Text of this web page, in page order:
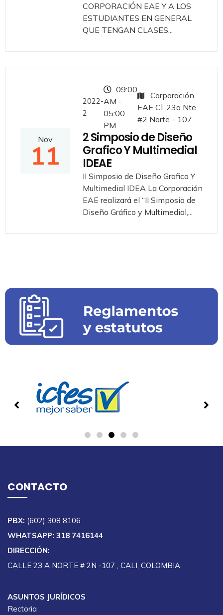
CORPORACIÓN EAE Y A LOS
ESTUDIANTES EN GENERAL
QUE TENGAN CLASES...
Nov
11
2022-
2
09:00
AM -
05:00
PM
Corporación
EAE Cl. 23a Nte.
#2 Norte - 107
2 Simposio de Diseño
Grafico Y Multimedial
IDEAE
II Simposio de Diseño Grafico Y
Multimedial IDEA La Corporación
EAE realizará el “II Simposio de
Diseño Gráfico y Multimedial,...
CONTACTO
PBX: (602) 308 8106
WHATSAPP: 318 7416144
DIRECCIÓN:
CALLE 23 A NORTE # 2N -107 , CALI, COLOMBIA
ASUNTOS JURÍDICOS
Rectoria